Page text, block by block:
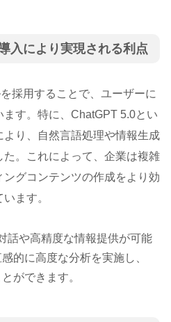
入により実現される利点
採用することで、ユーザーに
す。特に、ChatGPT 5.0とい
り、自然言語処理や情報生成
。これによって、企業は複雑
グコンテンツの作成をより効
ます。
話や高精度な情報提供が可能
的に高度な分析を実施し、
ができます。